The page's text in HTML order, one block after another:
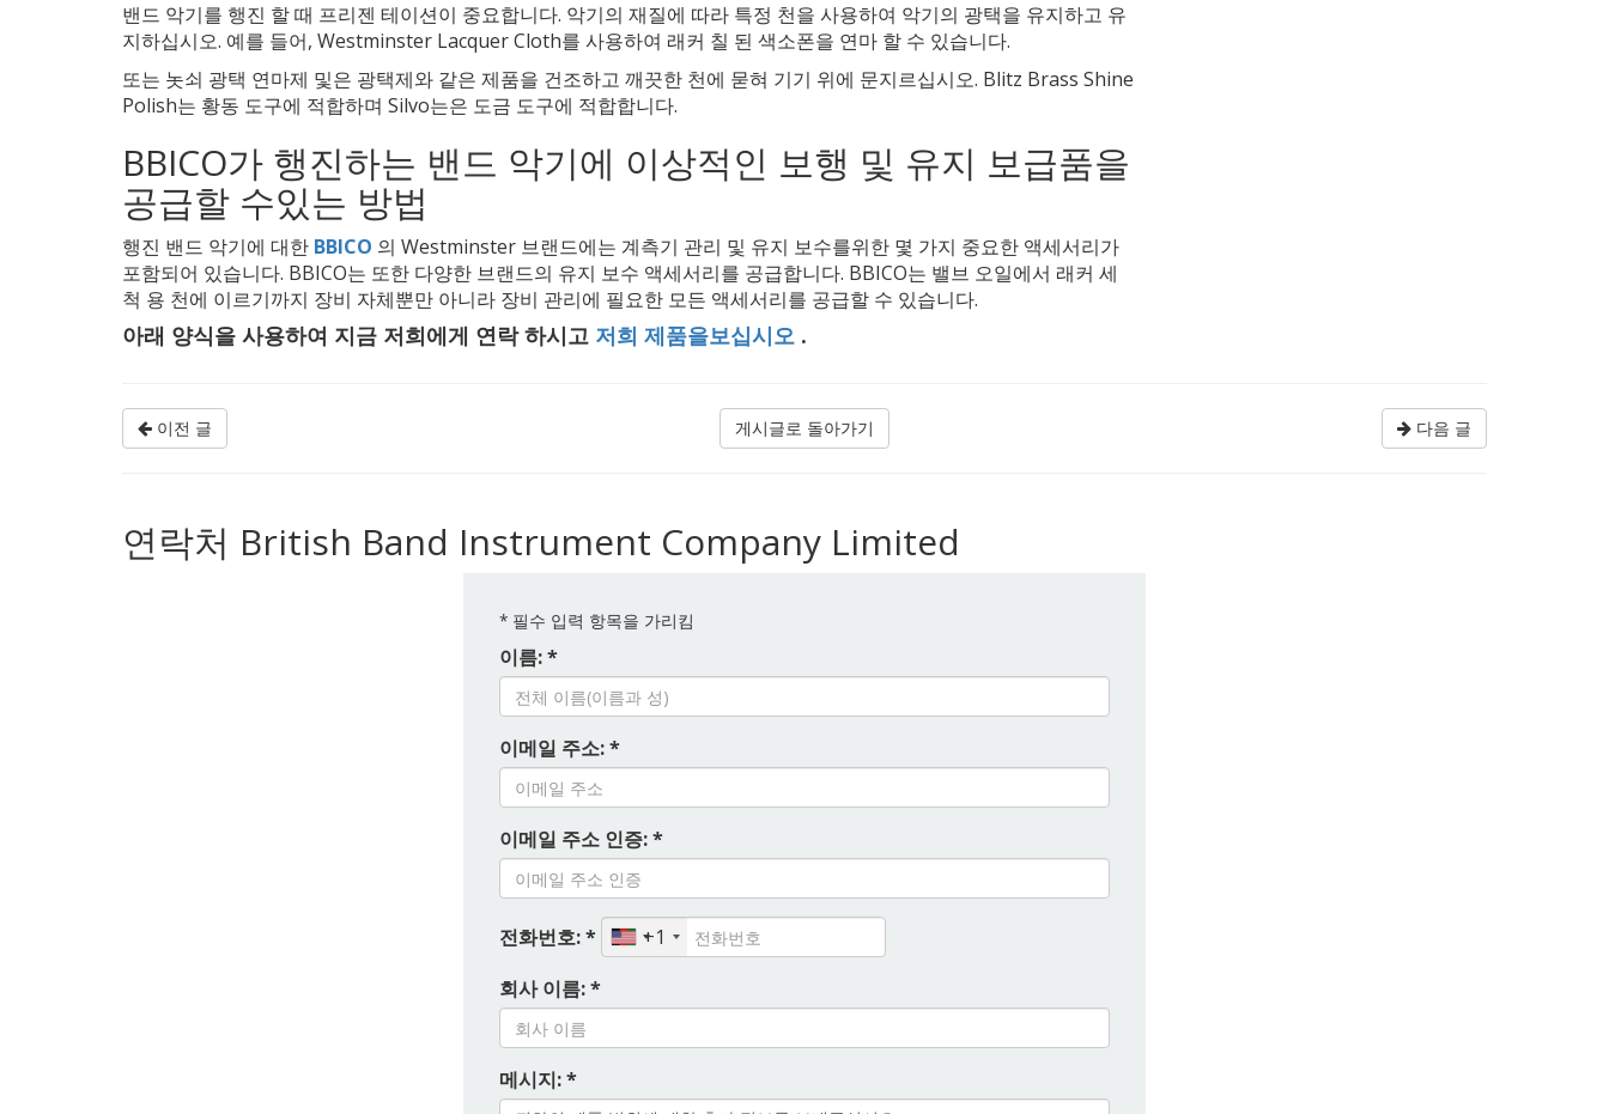
밴드 악기를 행진 할 때 프리젠 테이션이 중요합니다. 악기의 재질에 따라 특정 천을 사용하여 악기의 광택을 유지하고 유
지하십시오. 예를 들어, Westminster Lacquer Cloth를 사용하여 래커 칠 된 색소폰을 연마 할 수 있습니다.
또는 놋쇠 광택 연마제 및은 광택제와 같은 제품을 건조하고 깨끗한 천에 묻혀 기기 위에 문지르십시오. Blitz Brass Shine
Polish는 황동 도구에 적합하며 Silvo는은 도금 도구에 적합합니다.
BBICO가 행진하는 밴드 악기에 이상적인 보행 및 유지 보급품을
공급할 수있는 방법
행진 밴드 악기에 대한 BBICO 의 Westminster 브랜드에는 계측기 관리 및 유지 보수를위한 몇 가지 중요한 액세서리가
포함되어 있습니다. BBICO는 또한 다양한 브랜드의 유지 보수 액세서리를 공급합니다. BBICO는 밸브 오일에서 래커 세
척 용 천에 이르기까지 장비 자체뿐만 아니라 장비 관리에 필요한 모든 액세서리를 공급할 수 있습니다.
아래 양식을 사용하여 지금 저희에게 연락 하시고 저희 제품을보십시오 .
이전 글 게시글로 돌아가기 다음 글
연락처 British Band Instrument Company Limited
* 필수 입력 항목을 가리킴
이름: *
이메일 주소: *
이메일 주소 인증: *
전화번호: *
+1
회사 이름: *
메시지: *